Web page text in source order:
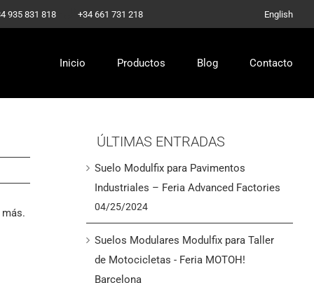
935 831 818 +34 661 731 218 English
Inicio Productos Blog Contacto
ÚLTIMAS ENTRADAS
Suelo Modulfix para Pavimentos
Industriales – Feria Advanced Factories
04/25/2024
Suelos Modulares Modulfix para Taller
de Motocicletas - Feria MOTOH!
Barcelona